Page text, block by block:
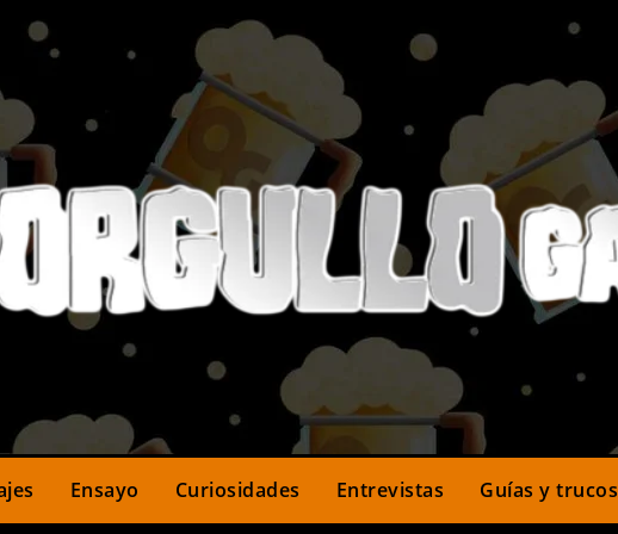
Ensayo Curiosidades Entrevistas Guías y trucos